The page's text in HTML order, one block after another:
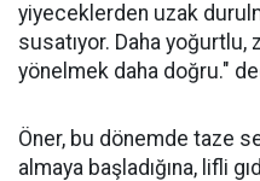
yiyeceklerden uzak
susatıyor. Daha yoğurtlu,
yönelmek daha doğru."
Öner, bu dönemde taze
almaya başladığına, lifli